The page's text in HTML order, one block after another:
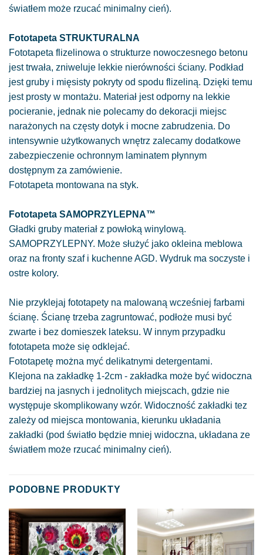
światłem może rzucać minimalny cień).
Fototapeta STRUKTURALNA
Fototapeta flizelinowa o strukturze nowoczesnego betonu
jest trwała, zniweluje lekkie nierówności ściany. Podkład
jest gruby i mięsisty pokryty od spodu flizeliną. Dzięki temu
jest prosty w montażu. Materiał jest odporny na lekkie
pocieranie, jednak nie polecamy do dekoracji miejsc
narażonych na częsty dotyk i mocne zabrudzenia. Do
intensywnie użytkowanych wnętrz zalecamy dodatkowe
zabezpieczenie ochronnym laminatem płynnym
dostępnym za zamówienie.
Fototapeta montowana na styk.
Fototapeta SAMOPRZYLEPNA™
Gładki gruby materiał z powłoką winylową.
SAMOPRZYLEPNY. Może służyć jako okleina meblowa
oraz na fronty szaf i kuchenne AGD. Wydruk ma soczyste i
ostre kolory.
Nie przyklejaj fototapety na malowaną wcześniej farbami
ścianę. Ścianę trzeba zagruntować, podłoże musi być
zwarte i bez domieszek lateksu. W innym przypadku
fototapeta może się odklejać.
Fototapetę można myć delikatnymi detergentami.
Klejona na zakładkę 1-2cm - zakładka może być widoczna
bardziej na jasnych i jednolitych miejscach, gdzie nie
występuje skomplikowany wzór. Widoczność zakładki tez
zależy od miejsca montowania, kierunku układania
zakładki (pod światło będzie mniej widoczna, układana ze
światłem może rzucać minimalny cień).
PODOBNE PRODUKTY